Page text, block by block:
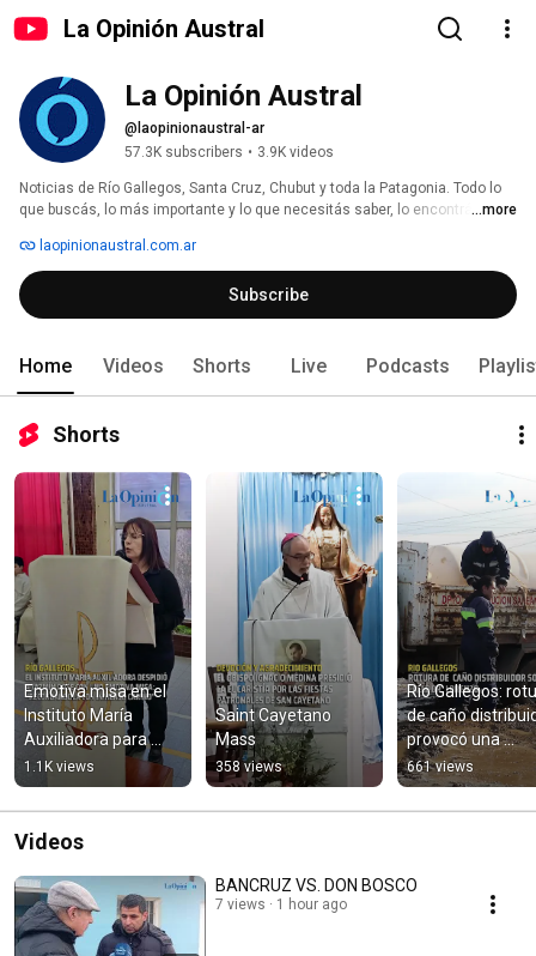
La Opinión Austral
La Opinión Austral
@laopinionaustral-ar
57.3K subscribers • 3.9K videos
Noticias de Río Gallegos, Santa Cruz, Chubut y toda la Patagonia. Todo lo
que buscás, lo más importante y lo que necesitás saber, lo encontrás en
Argentina para el mundo.
...more
laopinionaustral.com.ar
Subscribe
Home Videos Shorts Live Podcasts
Shorts
Emotiva misa en el
Instituto María
Auxiliadora para
despedir a Jazmín
Dose
1.1K views
Saint Cayetano
Mass
358 views
Río Gallegos:
de caño
provocó una
inundación en
Dr. Lorenzo
661 views
Videos
BANCRUZ VS. DON BOSCO
7 views 1 hour ago